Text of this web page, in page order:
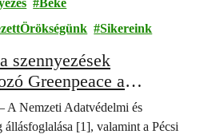
Béke
Sikereink
szennyezések
Greenpeace a
Megyei
A Nemzeti Adatvédelmi és
állásfoglalása [1], valamint a Pécsi